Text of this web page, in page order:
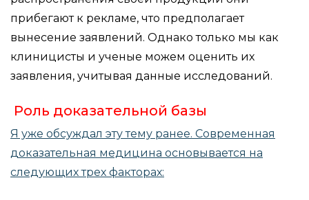
прибегают к рекламе, что предполагает
вынесение заявлений. Однако только мы как
клиницисты и ученые можем оценить их
заявления, учитывая данные исследований.
Роль доказательной базы
Я уже обсуждал эту тему ранее. Современная
доказательная медицина основывается на
следующих трех факторах: